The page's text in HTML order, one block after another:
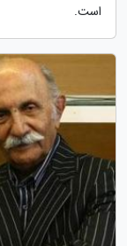
است.